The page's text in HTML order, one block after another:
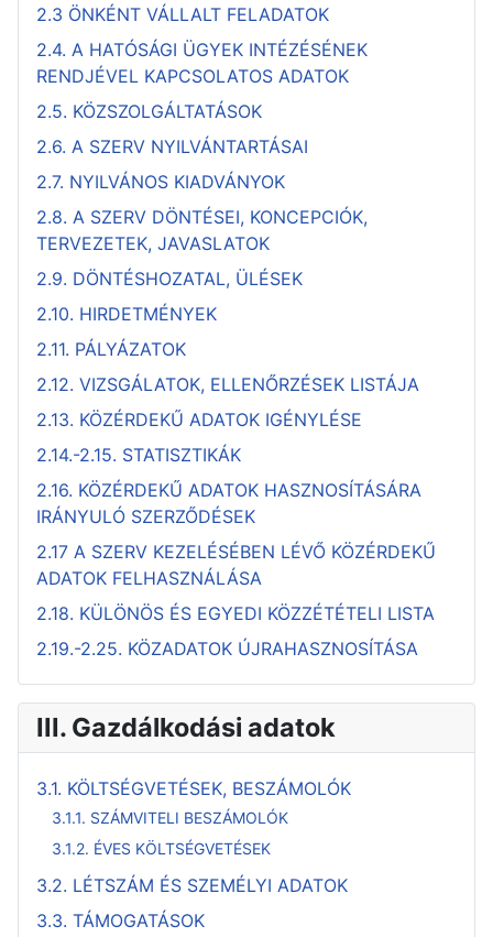
2.3 ÖNKÉNT VÁLLALT FELADATOK
2.4. A HATÓSÁGI ÜGYEK INTÉZÉSÉNEK
RENDJÉVEL KAPCSOLATOS ADATOK
2.5. KÖZSZOLGÁLTATÁSOK
2.6. A SZERV NYILVÁNTARTÁSAI
2.7. NYILVÁNOS KIADVÁNYOK
2.8. A SZERV DÖNTÉSEI, KONCEPCIÓK,
TERVEZETEK, JAVASLATOK
2.9. DÖNTÉSHOZATAL, ÜLÉSEK
2.10. HIRDETMÉNYEK
2.11. PÁLYÁZATOK
2.12. VIZSGÁLATOK, ELLENŐRZÉSEK LISTÁJA
2.13. KÖZÉRDEKŰ ADATOK IGÉNYLÉSE
2.14.-2.15. STATISZTIKÁK
2.16. KÖZÉRDEKŰ ADATOK HASZNOSÍTÁSÁRA
IRÁNYULÓ SZERZŐDÉSEK
2.17 A SZERV KEZELÉSÉBEN LÉVŐ KÖZÉRDEKŰ
ADATOK FELHASZNÁLÁSA
2.18. KÜLÖNÖS ÉS EGYEDI KÖZZÉTÉTELI LISTA
2.19.-2.25. KÖZADATOK ÚJRAHASZNOSÍTÁSA
III. Gazdálkodási adatok
3.1. KÖLTSÉGVETÉSEK, BESZÁMOLÓK
3.1.1. SZÁMVITELI BESZÁMOLÓK
3.1.2. ÉVES KÖLTSÉGVETÉSEK
3.2. LÉTSZÁM ÉS SZEMÉLYI ADATOK
3.3. TÁMOGATÁSOK